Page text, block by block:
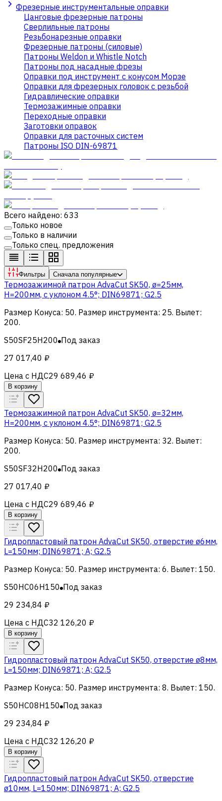
Фрезерные инструментальные оправки
Цанговые фрезерные патроны
Сверлильные патроны
Резьбонарезные оправки
Фрезерные патроны (силовые)
Патроны Weldon и Whistle Notch
Патроны под насадные фрезы
Оправки под инструмент с конусом Морзе
Оправки для фрезерных головок с резьбой
Гидравлические оправки
Термозажимные оправки
Переходные оправки
Заготовки оправок
Оправки для расточных систем
Патроны ISO DIN-69871
Всего найдено: 633
Только новое
Только в наличии
Только спец. предложения
Фильтры Сначала популярные
Термозажимной патрон AdvaCut SK50, ø=25мм,
H=200мм, с уклоном 4.5°; DIN69871; G2.5
Размер Конуса: 50. Размер инструмента: 25. Вылет:
200.
S50SF25H200 Под заказ
27 017,40 ₽
Цена с НДС29 689,46 ₽
В корзину
Термозажимной патрон AdvaCut SK50, ø=32мм,
H=200мм, с уклоном 4.5°; DIN69871; G2.5
Размер Конуса: 50. Размер инструмента: 32. Вылет:
200.
S50SF32H200 Под заказ
27 017,40 ₽
Цена с НДС29 689,46 ₽
В корзину
Гидропластовый патрон AdvaCut SK50, отверстие ø6мм,
L=150мм; DIN69871; A; G2.5
Размер Конуса: 50. Размер инструмента: 6. Вылет: 150.
S50HC06H150 Под заказ
29 234,84 ₽
Цена с НДС32 126,20 ₽
В корзину
Гидропластовый патрон AdvaCut SK50, отверстие ø8мм,
L=150мм; DIN69871; A; G2.5
Размер Конуса: 50. Размер инструмента: 8. Вылет: 150.
S50HC08H150 Под заказ
29 234,84 ₽
Цена с НДС32 126,20 ₽
В корзину
Гидропластовый патрон AdvaCut SK50, отверстие
ø10мм, L=150мм; DIN69871; A; G2.5